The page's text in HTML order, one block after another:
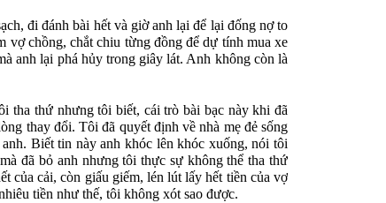
đi đánh bài hết và giờ anh lại để lại đống nợ to
vợ chồng, chắt chiu từng đồng để dự tính mua xe
anh lại phá hủy trong giây lát. Anh không còn là
tha thứ nhưng tôi biết, cái trò bài bạc này khi đã
thay đổi. Tôi đã quyết định về nhà mẹ đẻ sống
Biết tin này anh khóc lên khóc xuống, nói tôi
đã bỏ anh nhưng tôi thực sự không thể tha thứ
của cải, còn giấu giếm, lén lút lấy hết tiền của vợ
tiền như thế, tôi không xót sao được.